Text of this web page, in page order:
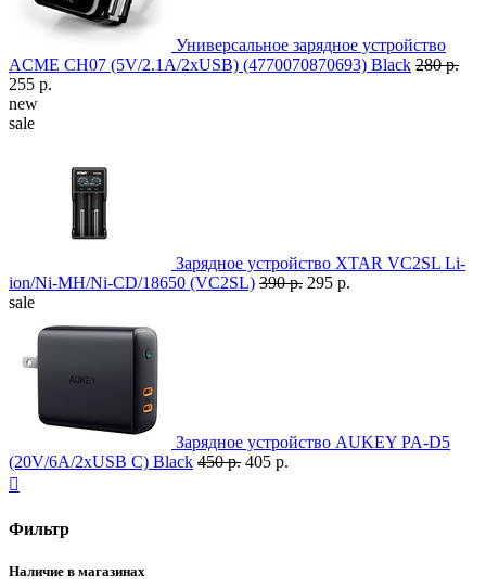
Универсальное зарядное устройство
ACME CH07 (5V/2.1A/2xUSB) (4770070870693) Black 280 р.
255 р.
new
sale
Зарядное устройство XTAR VC2SL Li-
ion/Ni-MH/Ni-CD/18650 (VC2SL) 390 р. 295 р.
sale
Зарядное устройство AUKEY PA-D5
(20V/6A/2xUSB C) Black 450 р. 405 р.

Фильтр
Наличие в магазинах